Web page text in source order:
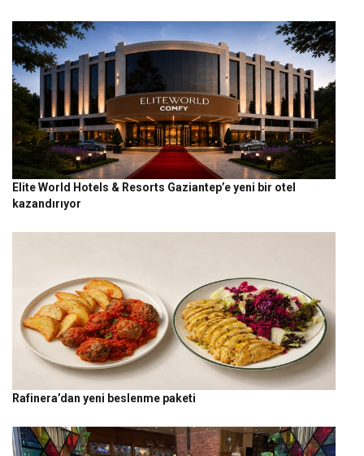
Elite World Hotels & Resorts Gaziantep’e yeni bir otel
kazandırıyor
Rafinera’dan yeni beslenme paketi